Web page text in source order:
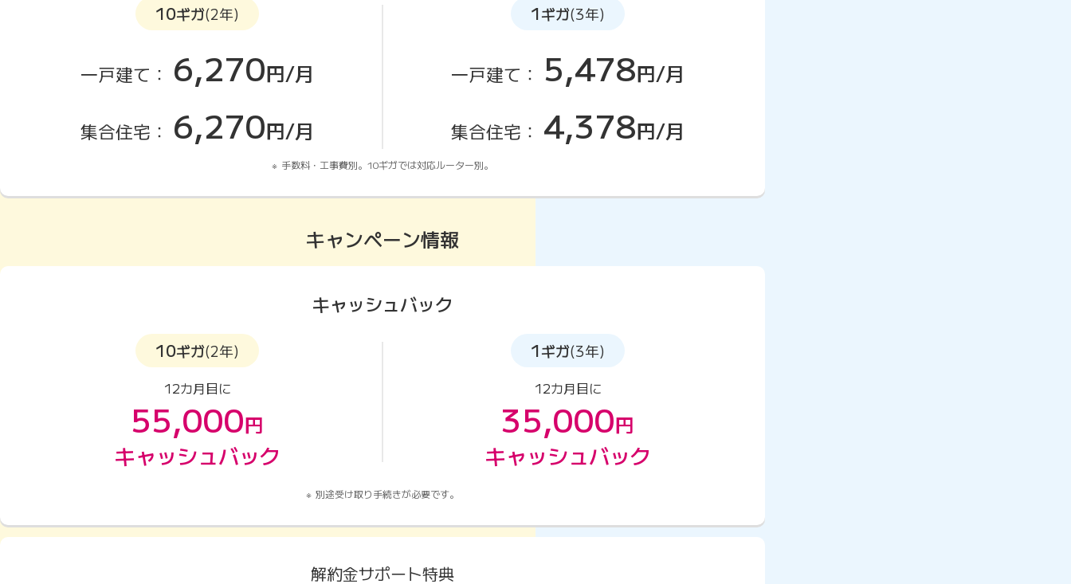
10ギガ(2年)
一戸建て： 6,270円/月
集合住宅： 6,270円/月
1ギガ(3年)
一戸建て： 5,478円/月
集合住宅： 4,378円/月
手数料・工事費別。10ギガでは対応ルーター別。
キャンペーン情報
キャッシュバック
10ギガ(2年)
12カ月目に
55,000円
キャッシュバック
1ギガ(3年)
12カ月目に
35,000円
キャッシュバック
別途受け取り手続きが必要です。
解約金サポート特典